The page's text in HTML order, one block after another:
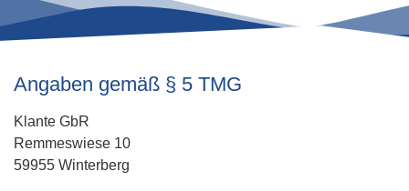
Angaben gemäß § 5 TMG
Klante GbR
Remmeswiese 10
59955 Winterberg